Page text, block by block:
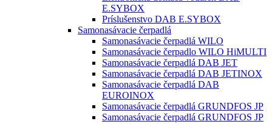
E.SYBOX
Príslušenstvo DAB E.SYBOX
Samonasávacie čerpadlá
Samonasávacie čerpadlá WILO
Samonasávacie čerpadlo WILO HiMULTI
Samonasávacie čerpadlá DAB JET
Samonasávacie čerpadlá DAB JETINOX
Samonasávacie čerpadlá DAB
EUROINOX
Samonasávacie čerpadlá GRUNDFOS JP
Samonasávacie čerpadlá GRUNDFOS JP